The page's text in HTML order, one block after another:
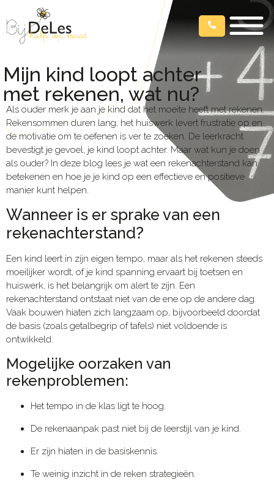
Mijn kind loopt achter
met rekenen, wat nu?
Als ouder merk je aan je kind dat het moeite heeft met rekenen.
Rekensommen duren lang, het huiswerk levert frustratie op en
de motivatie om te oefenen is ver te zoeken. De leerkracht
bevestigt je gevoel, je kind loopt achter. Maar wat kun je doen
als ouder? In deze blog lees je wat een rekenachterstand kan
betekenen en hoe je je kind op een effectieve en positieve
manier kunt helpen.
Wanneer is er sprake van een
rekenachterstand?
Een kind leert in zijn eigen tempo, maar als het rekenen steeds
moeilijker wordt, of je kind spanning ervaart bij toetsen en
huiswerk, is het belangrijk om alert te zijn. Een
rekenachterstand ontstaat niet van de ene op de andere dag.
Vaak bouwen hiaten zich langzaam op, bijvoorbeeld doordat
de basis (zoals getalbegrip of tafels) niet voldoende is
ontwikkeld.
Mogelijke oorzaken van
rekenproblemen:
Het tempo in de klas ligt te hoog.
De rekenaanpak past niet bij de leerstijl van je kind.
Er zijn hiaten in de basiskennis.
Te weinig inzicht in de reken strategieën.